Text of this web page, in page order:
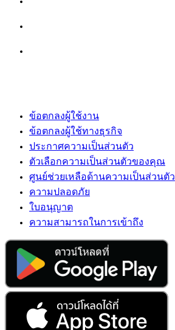
ข้อตกลงผู้ใช้งาน
ข้อตกลงผู้ใช้ทางธุรกิจ
ประกาศความเป็นส่วนตัว
ตัวเลือกความเป็นส่วนตัวของคุณ
ศูนย์ช่วยเหลือด้านความเป็นส่วนตัว
ความปลอดภัย
ใบอนุญาต
ความสามารถในการเข้าถึง